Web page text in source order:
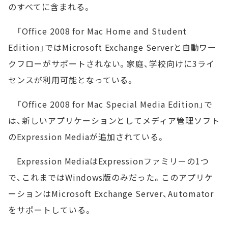
のすべてに含まれる。
「Office 2008 for Mac Home and Student
Edition」ではMicrosoft Exchange Serverと自動ワー
クフローがサポートされない。家庭、学校向けに3ライ
センスが利用可能となっている。
「Office 2008 for Mac Special Media Edition」で
は、新しいアプリケーションとしてメディア管理ソフト
のExpression Mediaが追加されている。
Expression MediaはExpressionファミリーの1つ
で、これまではWindows版のみだった。このアプリケ
ーションはMicrosoft Exchange Server、Automator
をサポートしている。